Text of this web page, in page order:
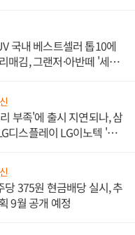
국내 베스트셀러 톱10에
매김, 그랜저·아반떼 '세단
부족'에 출시 지연되나, 삼
디스플레이 LG이노텍 '탈
당 375원 현금배당 실시, 추
9월 공개 예정